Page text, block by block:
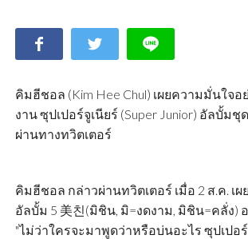
คิมฮีชอล (Kim Hee Chul) เผยความมั่นใจอ
งาน ซุปเปอร์จูเนียร์ (Super Junior) อัลบั้มชุด
ผ่านทางทวิตเตอร์
คิมฮีชอล กล่าวผ่านทวิตเตอร์ เมื่อ 2 ส.ค. เผ
อัลบั้ม 5 美친(มิชิน, มิ=งดงาม, มิชิน=คลั่ง)
"ไม่ว่าใครจะมาพูดว่าหรือบ่นอะไร ซุปเปอ